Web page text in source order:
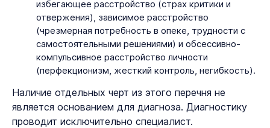
избегающее расстройство (страх критики и
отвержения), зависимое расстройство
(чрезмерная потребность в опеке, трудности с
самостоятельными решениями) и обсессивно-
компульсивное расстройство личности
(перфекционизм, жесткий контроль, негибкость).
Наличие отдельных черт из этого перечня не
является основанием для диагноза. Диагностику
проводит исключительно специалист.